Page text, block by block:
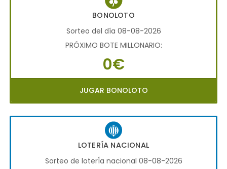
BONOLOTO
Sorteo del día 08-08-2026
PRÓXIMO BOTE MILLONARIO:
0€
JUGAR BONOLOTO
LOTERÍA NACIONAL
Sorteo de loterÍa nacional 08-08-2026